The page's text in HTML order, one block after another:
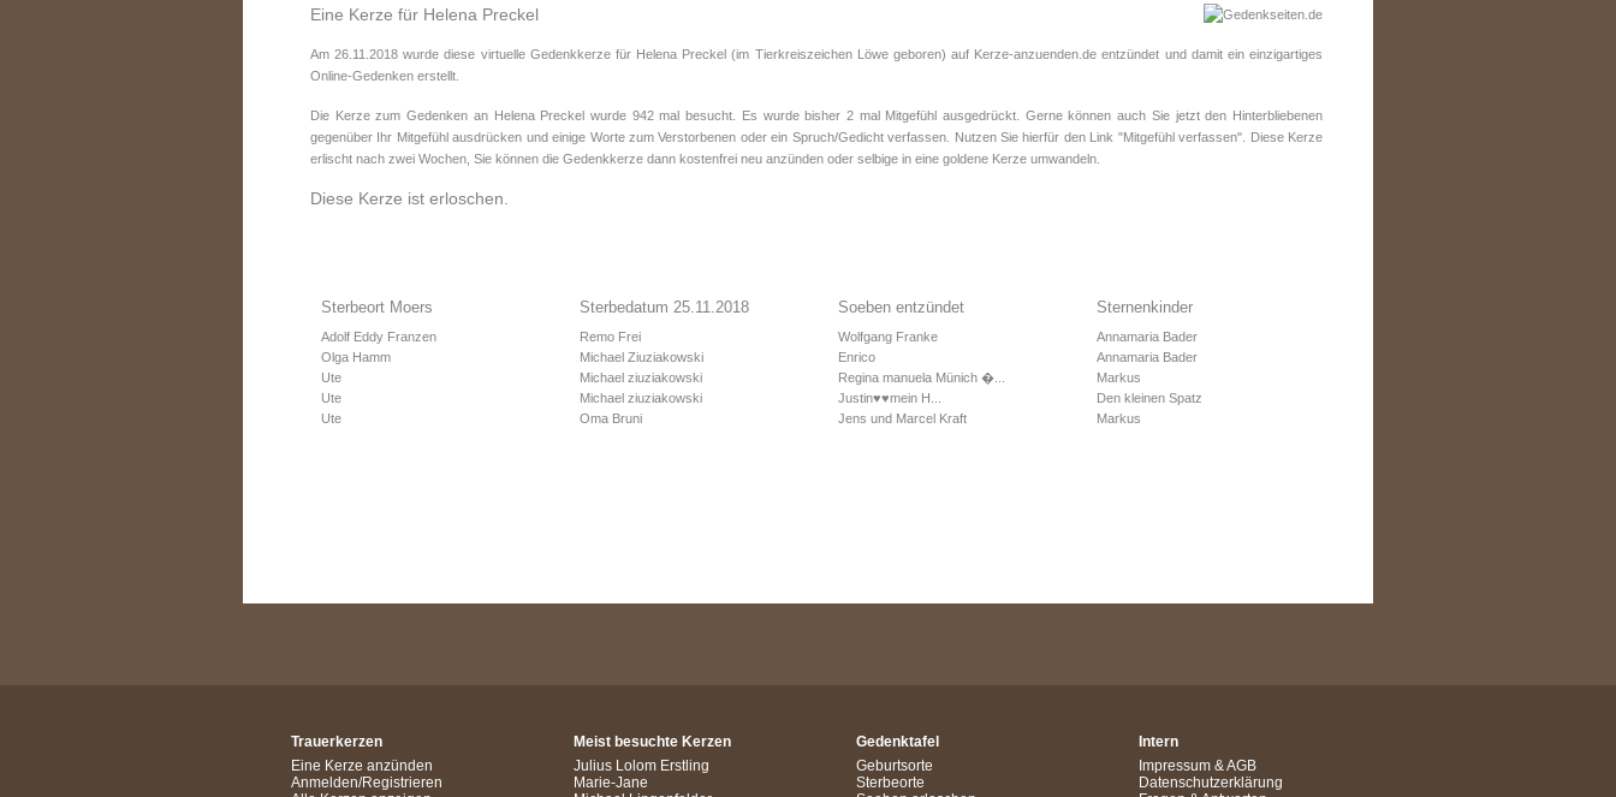
Eine Kerze für Helena Preckel
Am 26.11.2018 wurde diese virtuelle Gedenkkerze für Helena Preckel (im Tierkreiszeichen Löwegeboren) auf Kerze-anzuenden.de entzündet und damit ein einzigartiges
Online-Gedenken erstellt.
Die Kerze zum Gedenken an Helena Preckel wurde 942 mal besucht. Es wurde bisher 2 mal Mitgefühl ausgedrückt. Gerne können auch Sie jetzt den Hinterbliebenen
gegenüber Ihr Mitgefühl ausdrücken und einige Worte zum Verstorbenen oder ein Spruch/Gedicht verfassen. Nutzen Sie hierfür den Link "Mitgefühl verfassen". Diese Kerze
erlischt nach zwei Wochen, Sie können die Gedenkkerze dann kostenfrei neu anzünden oder selbige in eine goldene Kerze umwandeln.
Diese Kerze ist erloschen.
Sterbeort Moers
Adolf Eddy Franzen
Olga Hamm
Ute
Ute
Ute
Sterbedatum 25.11.2018
Remo Frei
Michael Ziuziakowski
Michael ziuziakowski
Michael ziuziakowski
Oma Bruni
Soeben entzündet
Wolfgang Franke
Enrico
Regina manuela Münich �...
Justin♥️♥️mein H...
Jens und Marcel Kraft
Sternenkinder
Annamaria Bader
Annamaria Bader
Markus
Den kleinen Spatz
Markus
Trauerkerzen
Eine Kerze anzünden
Anmelden/Registrieren
Meist besuchte Kerzen
Julius Lolom Erstling
Marie-Jane
Gedenktafel
Geburtsorte
Sterbeorte
Intern
Impressum &AGB
Datenschutzerklärung